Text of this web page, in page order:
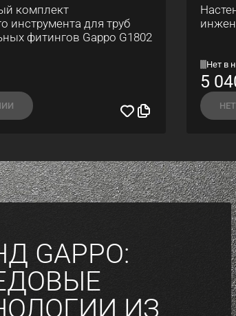
комплект
инструмента для труб
фитингов Gappo G1802
Нет в
5
GAPPO:
ИЗ